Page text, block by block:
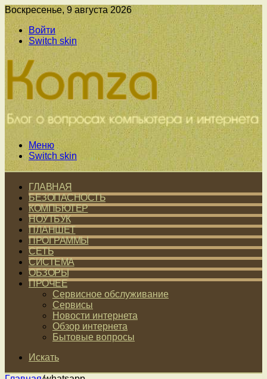
Воскресенье, 9 августа 2026
Войти
Switch skin
Меню
Switch skin
ГЛАВНАЯ
БЕЗОПАСНОСТЬ
КОМПЬЮТЕР
НОУТБУК
ПЛАНШЕТ
ПРОГРАММЫ
СЕТЬ
СИСТЕМА
ОБЗОРЫ
ПРОЧЕЕ
Сервисное обслуживание
Сервисы
Новости интернета
Обзор интернета
Бытовые вопросы
Искать